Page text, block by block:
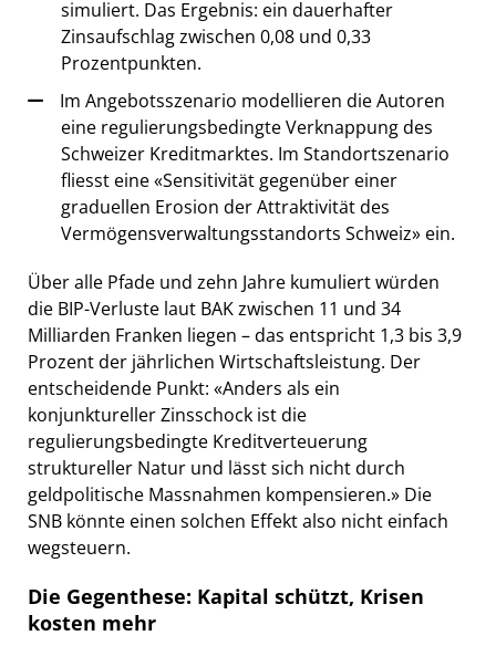
simuliert. Das Ergebnis: ein dauerhafter
Zinsaufschlag zwischen 0,08 und 0,33
Prozentpunkten.
Im Angebotsszenario modellieren die Autoren
eine regulierungsbedingte Verknappung des
Schweizer Kreditmarktes. Im Standortszenario
fliesst eine «Sensitivität gegenüber einer
graduellen Erosion der Attraktivität des
Vermögensverwaltungsstandorts Schweiz» ein.
Über alle Pfade und zehn Jahre kumuliert würden
die BIP-Verluste laut BAK zwischen 11 und 34
Milliarden Franken liegen – das entspricht 1,3 bis 3,9
Prozent der jährlichen Wirtschaftsleistung. Der
entscheidende Punkt: «Anders als ein
konjunktureller Zinsschock ist die
regulierungsbedingte Kreditverteuerung
struktureller Natur und lässt sich nicht durch
geldpolitische Massnahmen kompensieren.» Die
SNB könnte einen solchen Effekt also nicht einfach
wegsteuern.
Die Gegenthese: Kapital schützt, Krisen
kosten mehr